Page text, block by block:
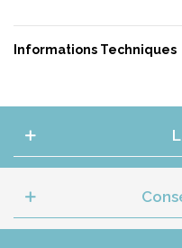
Informations Techniques